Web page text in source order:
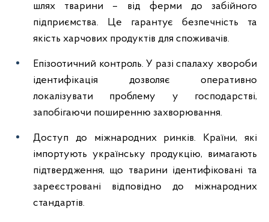
шлях тварини – від ферми до забійного
підприємства. Це гарантує безпечність та
якість харчових продуктів для споживачів.
Епізоотичний контроль. У разі спалаху хвороби
ідентифікація дозволяє оперативно
локалізувати проблему у господарстві,
запобігаючи поширенню захворювання.
Доступ до міжнародних ринків. Країни, які
імпортують українську продукцію, вимагають
підтвердження, що тварини ідентифіковані та
зареєстровані відповідно до міжнародних
стандартів.